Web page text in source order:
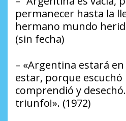
permanecer hasta la
hermano mundo
(sin fecha)
– «Argentina estará
estar, porque escuchó
comprendió y desechó.
triunfo!». (1972)